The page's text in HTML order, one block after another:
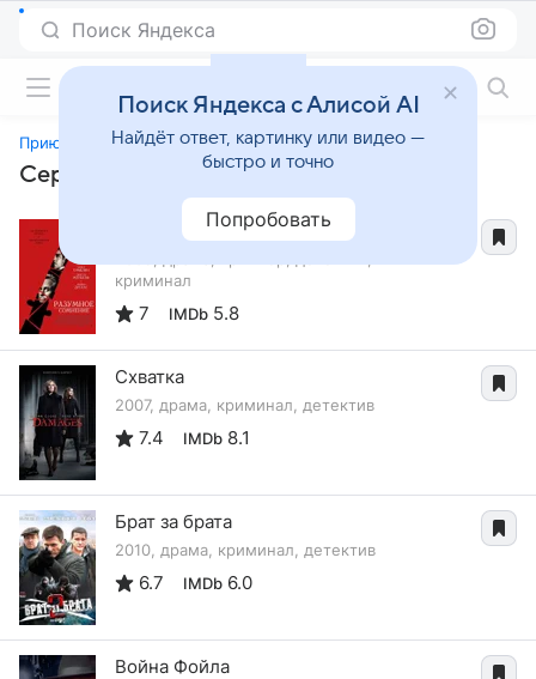
Поиск Яндекса
Приют соловья
Сериалы, похожие на «Приют соловья»
Разумное сомнение
криминал
7 IMDb 5.8
Схватка
2007, драма, криминал, детектив
7.4 IMDb 8.1
Брат за брата
2010, драма, криминал, детектив
6.7 IMDb 6.0
Война Фойла
Поиск Яндекса с Алисой AI
Найдёт ответ, картинку или видео —
быстро и точно
Попробовать